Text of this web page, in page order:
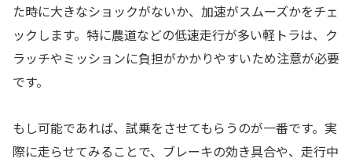
た時に大きなショックがないか、加速がスムーズかをチェ
ックします。特に農道などの低速走行が多い軽トラは、ク
ラッチやミッションに負担がかかりやすいため注意が必要
です。
もし可能であれば、試乗をさせてもらうのが一番です。実
際に走らせてみることで、ブレーキの効き具合や、走行中